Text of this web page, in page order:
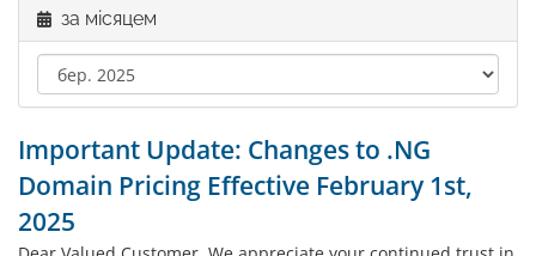
за місяцем
Important Update: Changes to .NG
Domain Pricing Effective February 1st,
2025